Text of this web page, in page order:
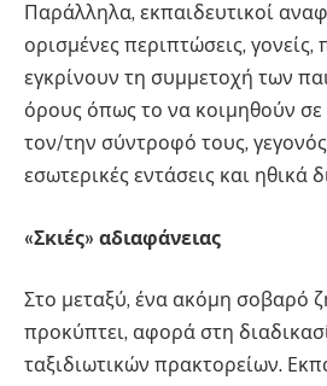
Παράλληλα, εκπαιδευτικοί
ορισμένες περιπτώσεις,
εγκρίνουν τη συμμετοχή των
όρους όπως το να κοιμηθούν σε
τον/την σύντροφό τους,
εσωτερικές εντάσεις και ηθικά
«Σκιές» αδιαφάνειας
Στο μεταξύ, ένα ακόμη σοβαρό
προκύπτει, αφορά στη
ταξιδιωτικών πρακτορείων.